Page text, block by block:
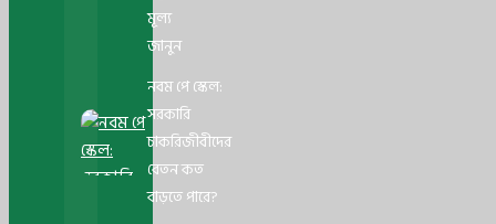
মূল্য
জানুন
নবম পে স্কেল:
সরকারি
চাকরিজীবীদের
বেতন কত
বাড়তে পারে?